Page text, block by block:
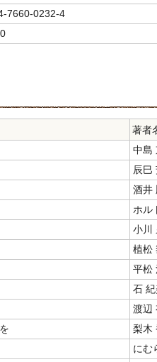
7660-0232-4
著者
中島
辰巳
酒井
ホル
小川
植松
平松
石
渡辺
梨木
にむ